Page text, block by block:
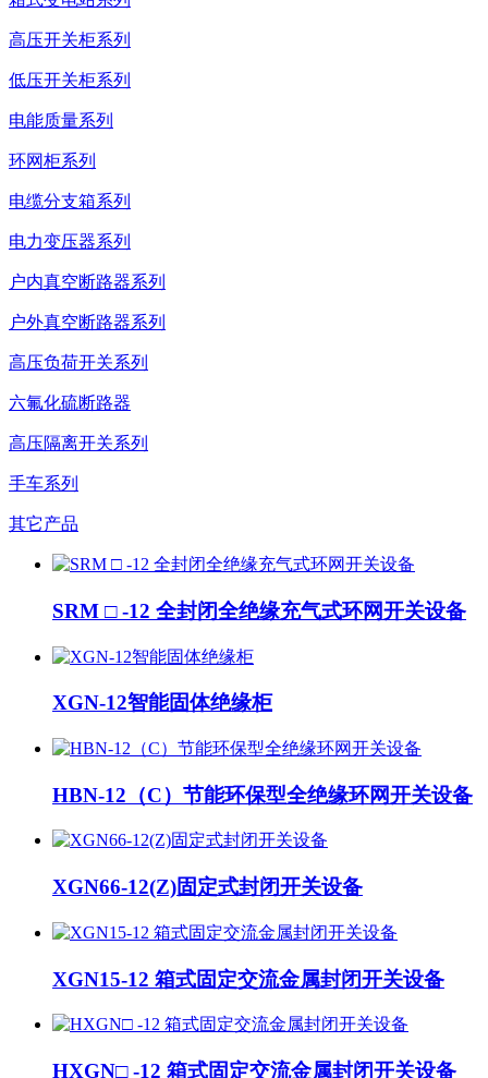
高压开关柜系列
低压开关柜系列
电能质量系列
环网柜系列
电缆分支箱系列
电力变压器系列
户内真空断路器系列
户外真空断路器系列
高压负荷开关系列
六氟化硫断路器
高压隔离开关系列
手车系列
其它产品
SRM □ -12 全封闭全绝缘充气式环网开关设备
XGN-12智能固体绝缘柜
HBN-12（C）节能环保型全绝缘环网开关设备
XGN66-12(Z)固定式封闭开关设备
XGN15-12 箱式固定交流金属封闭开关设备
HXGN□ -12 箱式固定交流金属封闭开关设备